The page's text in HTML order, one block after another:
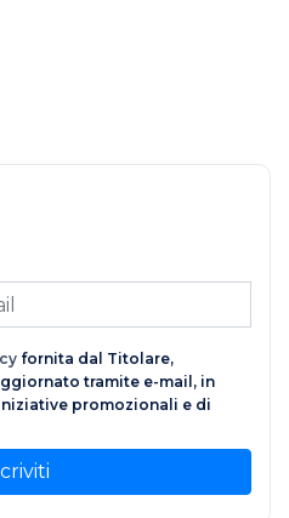
fornita dal Titolare,
tramite e-mail, in
promozionali e di